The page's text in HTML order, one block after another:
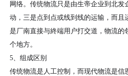
网络。传统物流只是由生帝企业到北发
动，三是点到点或线到线的运输，而且
是厂南直接与終端用户打交道，物流的
个地方。
5、组成区别
传统物流是人工控制，而现代物流是信